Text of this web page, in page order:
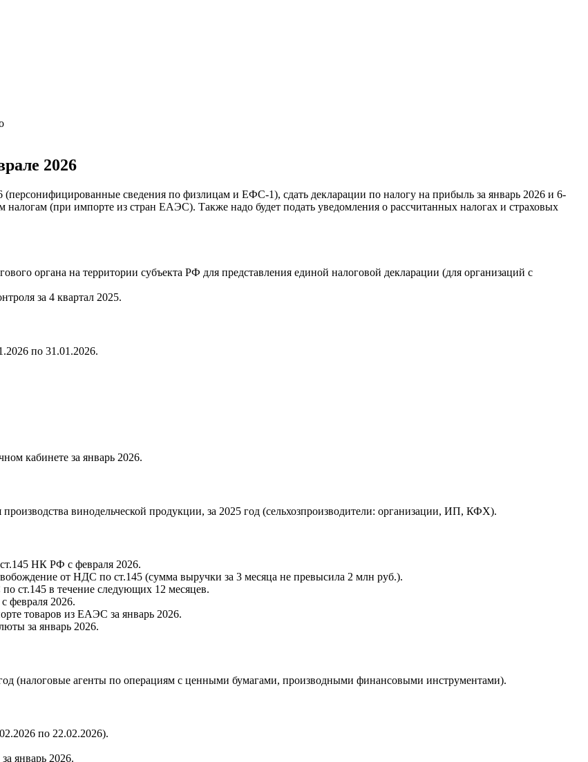
2026
сведения по физлицам и ЕФС-1), сдать декларации по налогу на прибыль за январь 2026 и 6-
(при импорте из стран ЕАЭС). Также надо будет подать уведомления о рассчитанных налогах и страховых
органа на территории субъекта РФ для представления единой налоговой декларации (для организаций с
за 4 квартал 2025.
по 31.01.2026.
кабинете за январь 2026.
винодельческой продукции, за 2025 год (сельхозпроизводители: организации, ИП, КФХ).
НК РФ с февраля 2026.
от НДС по ст.145 (сумма выручки за 3 месяца не превысила 2 млн руб.).
ст.145 в течение следующих 12 месяцев.
февраля 2026.
товаров из ЕАЭС за январь 2026.
за январь 2026.
(налоговые агенты по операциям с ценными бумагами, производными финансовыми инструментами).
по 22.02.2026).
январь 2026.